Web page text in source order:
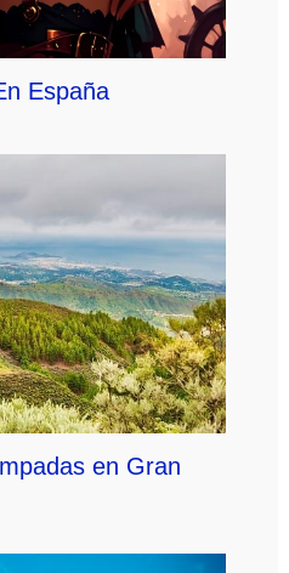
España
en Gran